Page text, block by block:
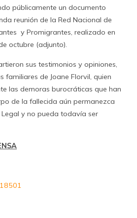
públicamente un documento
reunión de la Red Nacional de
y Promigrantes, realizado en
octubre (adjunto).
sus testimonios y opiniones,
familiares de Joane Florvil, quien
las demoras burocráticas que han
de la fallecida aún permanezca
Legal y no pueda todavía ser